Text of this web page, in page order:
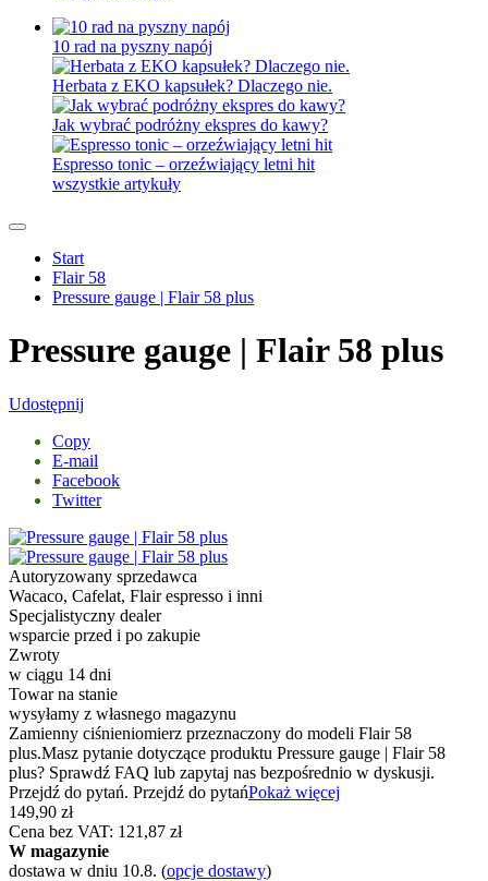
10 rad na pyszny napój
Herbata z EKO kapsułek? Dlaczego nie.
Jak wybrać podróżny ekspres do kawy?
Espresso tonic – orzeźwiający letni hit
wszystkie artykuły
Start
Flair 58
Pressure gauge | Flair 58 plus
Pressure gauge | Flair 58 plus
Udostępnij
Copy
E-mail
Facebook
Twitter
Autoryzowany sprzedawca
Wacaco, Cafelat, Flair espresso i inni
Specjalistyczny dealer
wsparcie przed i po zakupie
Zwroty
w ciągu 14 dni
Towar na stanie
wysyłamy z własnego magazynu
Zamienny ciśnieniomierz przeznaczony do modeli Flair 58
plus.Masz pytanie dotyczące produktu Pressure gauge | Flair 58
plus? Sprawdź FAQ lub zapytaj nas bezpośrednio w dyskusji.
Przejdź do pytań. Przejdź do pytańPokaż więcej
149,90 zł
Cena bez VAT: 121,87 zł
W magazynie
dostawa w dniu 10.8. (opcje dostawy)